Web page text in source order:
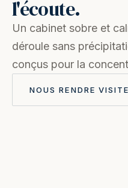
l'écoute.
Un cabinet sobre et
déroule sans
conçus pour la
NOUS RENDRE